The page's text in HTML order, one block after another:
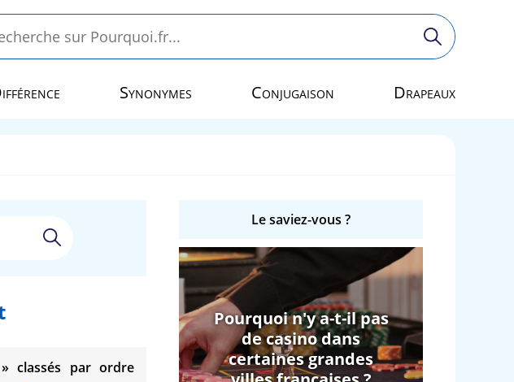
Synonymes Conjugaison Drapeaux
classés par ordre
Le saviez-vous ?
Pourquoi n'y a-t-il pas
de casino dans
certaines grandes